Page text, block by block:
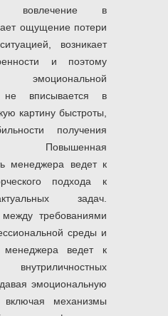
вовлечение в
ощущение потери
возникает
и поэтому
не вписывается в
картину быстроты,
получения
Повышенная
менеджера ведет к
подхода к
задач.
между требованиями
среды и
менеджера ведет к
внутриличностных
эмоциональную
включая механизмы